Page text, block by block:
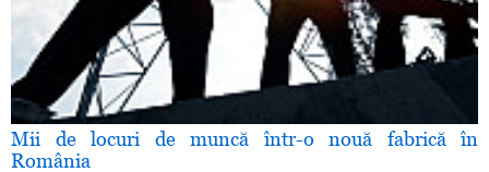
Mii de locuri de muncă într-o nouă fabrică în
România